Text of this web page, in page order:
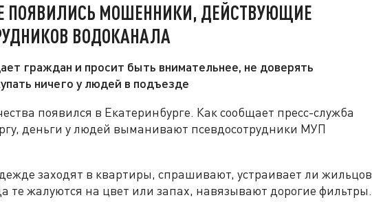
ПОЯВИЛИСЬ МОШЕННИКИ, ДЕЙСТВУЮЩИЕ
ВОДОКАНАЛА
граждан и просит быть внимательнее, не доверять
ничего у людей в подъезде
появился в Екатеринбурге. Как сообщает пресс-служба
деньги у людей выманивают псевдосотрудники МУП
заходят в квартиры, спрашивают, устраивает ли жильцов
те жалуются на цвет или запах, навязывают дорогие фильтры.